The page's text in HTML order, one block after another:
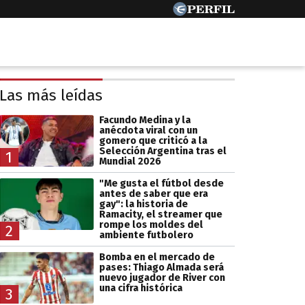
Las más leídas
1
Facundo Medina y la
anécdota viral con un
gomero que criticó a la
Selección Argentina tras el
Mundial 2026
2
"Me gusta el fútbol desde
antes de saber que era
gay": la historia de
Ramacity, el streamer que
rompe los moldes del
ambiente futbolero
3
Bomba en el mercado de
pases: Thiago Almada será
nuevo jugador de River con
una cifra histórica